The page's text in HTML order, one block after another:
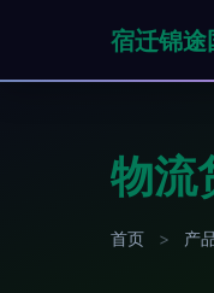
物流
首页 > 产